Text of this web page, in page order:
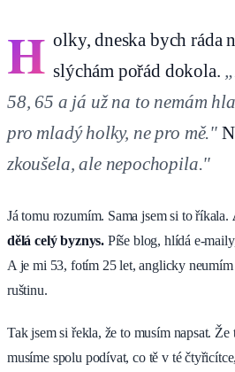
H olky, dneska bych ráda
slýchám pořád dokola.
58, 65 a já už na to nemám
pro mladý holky, ne pro mě."
zkoušela, ale nepochopila."
Já tomu rozumím. Sama jsem si to říkala.
dělá celý byznys. Píše blog, hlídá e-
A je mi 53, fotím 25 let, anglicky neumím
ruštinu.
Tak jsem si řekla, že to musím napsat.
musíme spolu podívat, co tě v té